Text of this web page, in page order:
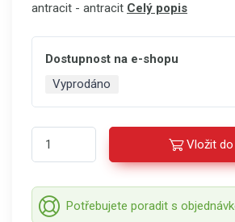
antracit - antracit Celý popis
Dostupnost na e-shopu
Vyprodáno
Vložit
Potřebujete poradit s